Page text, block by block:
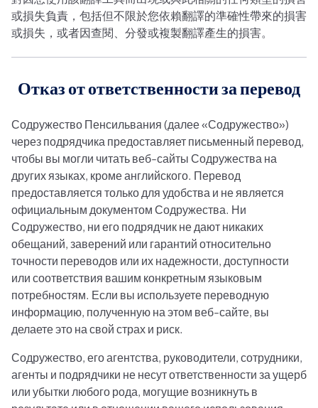
或損失負責，包括但不限於您依賴翻譯的準確性帶來的損害
或損失，或者因查閱、分發或複製翻譯產生的損害。
Отказ от ответственности за перевод
Содружество Пенсильвания (далее «Содружество»)
через подрядчика предоставляет письменный перевод,
чтобы вы могли читать веб-сайты Содружества на
других языках, кроме английского. Перевод
предоставляется только для удобства и не является
официальным документом Содружества. Ни
Содружество, ни его подрядчик не дают никаких
обещаний, заверений или гарантий относительно
точности переводов или их надежности, доступности
или соответствия вашим конкретным языковым
потребностям. Если вы используете переводную
информацию, полученную на этом веб-сайте, вы
делаете это на свой страх и риск.
Содружество, его агентства, руководители, сотрудники,
агенты и подрядчики не несут ответственности за ущерб
или убытки любого рода, могущие возникнуть в